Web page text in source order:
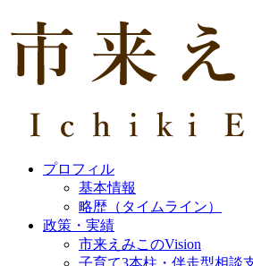
プロフィル
基本情報
略歴（タイムライン）
政策・実績
市来えみこのVision